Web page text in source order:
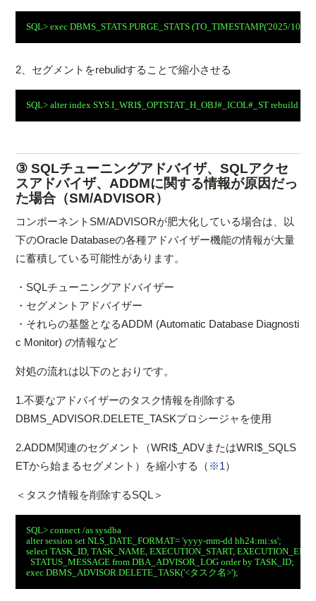
SQL> exec DBMS_STATS.PURGE_STATS (TO_TIMESTAMP('2025/10/
2、セグメントをrebulidすることで縮小させる
SQL> alter index SYS.I_WRI$_OPTSTAT_H_OBJ#_ICOL#_ST rebuild
③ SQLチューニングアドバイザ、SQLアクセ
スアドバイザ、ADDMに関する情報が原因だっ
た場合（SM/ADVISOR）
コンポーネントSM/ADVISORが肥大化している場合は、以
下のOracle Databaseの各種アドバイザー機能の情報が大量
に蓄積している可能性があります。
・SQLチューニングアドバイザー
・セグメントアドバイザー
・それらの基盤となるADDM (Automatic Database Diagnosti
c Monitor) の情報など
対処の流れは以下のとおりです。
1.不要なアドバイザーのタスク情報を削除する
DBMS_ADVISOR.DELETE_TASKプロシージャを使用
2.ADDM関連のセグメント（WRI$_ADVまたはWRI$_SQLS
ETから始まるセグメント）を縮小する（ ※1）
＜タスク情報を削除するSQL＞
SQL> connect /as sysdba
alter session set NLS_DATE_FORMAT= 'yyyy-mm-dd hh24:mi:ss';
select TASK_ID, TASK_NAME, EXECUTION_START, EXECUTION_END,
  STATUS_MESSAGE from DBA_ADVISOR_LOG order by TASK_ID;
exec DBMS_ADVISOR.DELETE_TASK('<タスク名>');